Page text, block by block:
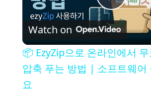
P
l
a
Watch on
📦 EzyZip으로 온라인에서
압축 푸는 방법 | 소프트웨어
요